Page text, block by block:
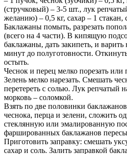
(стручковый) – 3-5 шт., лук
желанию) – 0,5 кг, сахар – 1 стакан,
Баклажаны помыть, разрезать
(всего на 4 части). В кипящую
баклажаны, дать закипеть, и
минут до полуготовности.
остыть.
Чеснок и перец мелко порезать или
Зелень мелко нарезать. Смешать
перетереть с солью. Лук репчатый
морковь – соломкой.
Взять по две половинки
чеснока, перца и зелени, сложить
стеклянную или эмалированную
фаршированных баклажанов
Приготовить заправку: смешать
сахар и соль. Залить заправкой